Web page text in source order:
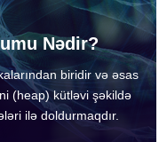
Nədir?
biridir və əsas
(heap) kütləvi şəkildə
ilə doldurmaqdır.